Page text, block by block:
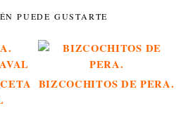
PUEDE GUSTARTE
BIZCOCHITOS DE PERA.